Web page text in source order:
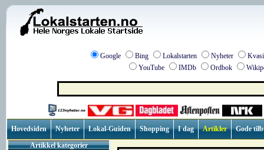
Google Bing Lokalstarten Nyheter
YouTube
IMDb Ordbok
Hovedsiden Nyheter Lokal-Guiden Shopping I dag Artikler
Gode
Artikkel kategorier